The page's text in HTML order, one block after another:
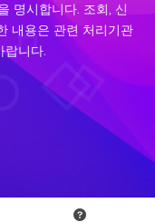
명시합니다. 조회, 신
내용은 관련 처리기관
랍니다.